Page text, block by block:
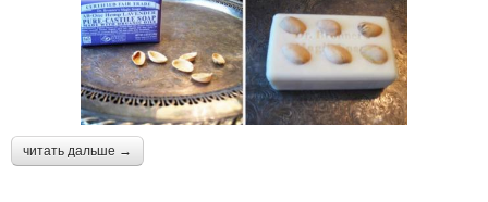
читать дальше →